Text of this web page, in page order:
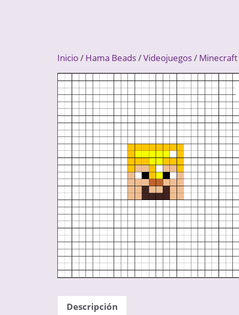
Inicio/ Hama Beads/Videojuegos/ Minecraft
Descripción